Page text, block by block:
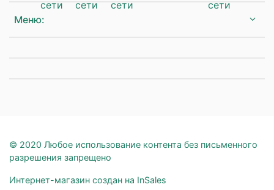
Меню:
© 2020 Любое использование контента без письменного
разрешения запрещено
Интернет-магазин создан на InSales